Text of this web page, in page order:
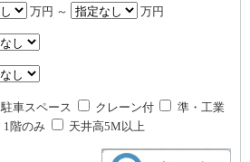
万円 ～ 万円
駐車スペース クレーン付
準・工業
1階のみ 天井高5M以上